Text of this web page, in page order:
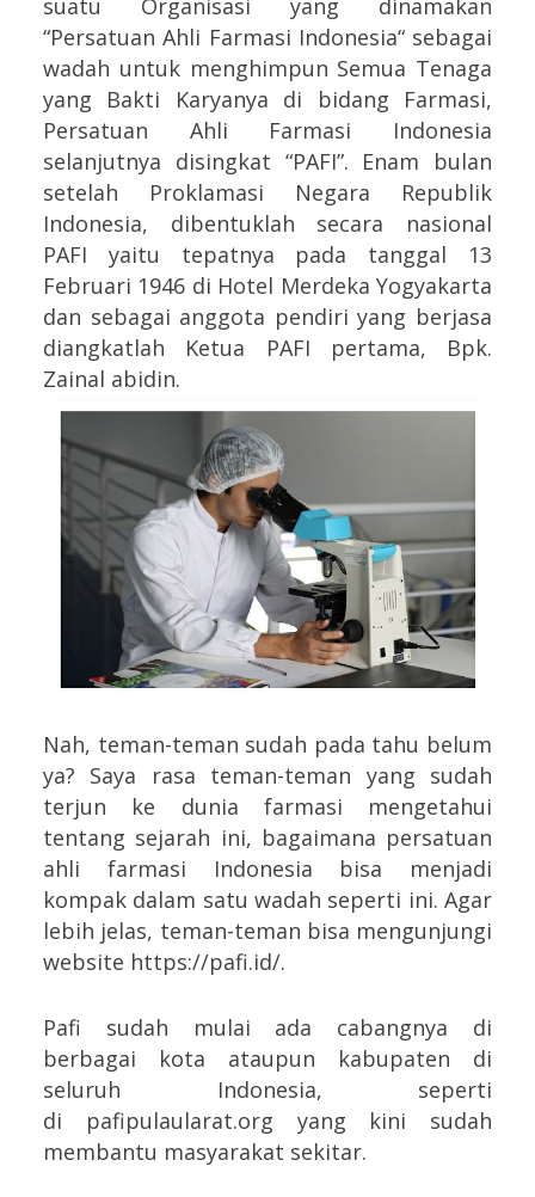
suatu Organisasi yang dinamakan
“Persatuan Ahli Farmasi Indonesia“ sebagai
wadah untuk menghimpun Semua Tenaga
yang Bakti Karyanya di bidang Farmasi,
Persatuan Ahli Farmasi Indonesia
selanjutnya disingkat “PAFI”. Enam bulan
setelah Proklamasi Negara Republik
Indonesia, dibentuklah secara nasional
PAFI yaitu tepatnya pada tanggal 13
Februari 1946 di Hotel Merdeka Yogyakarta
dan sebagai anggota pendiri yang berjasa
diangkatlah Ketua PAFI pertama, Bpk.
Zainal abidin.
Nah, teman-teman sudah pada tahu belum
ya? Saya rasa teman-teman yang sudah
terjun ke dunia farmasi mengetahui
tentang sejarah ini, bagaimana persatuan
ahli farmasi Indonesia bisa menjadi
kompak dalam satu wadah seperti ini. Agar
lebih jelas, teman-teman bisa mengunjungi
website https://pafi.id/.
Pafi sudah mulai ada cabangnya di
berbagai kota ataupun kabupaten di
seluruh Indonesia, seperti
di pafipulaularat.org yang kini sudah
membantu masyarakat sekitar.